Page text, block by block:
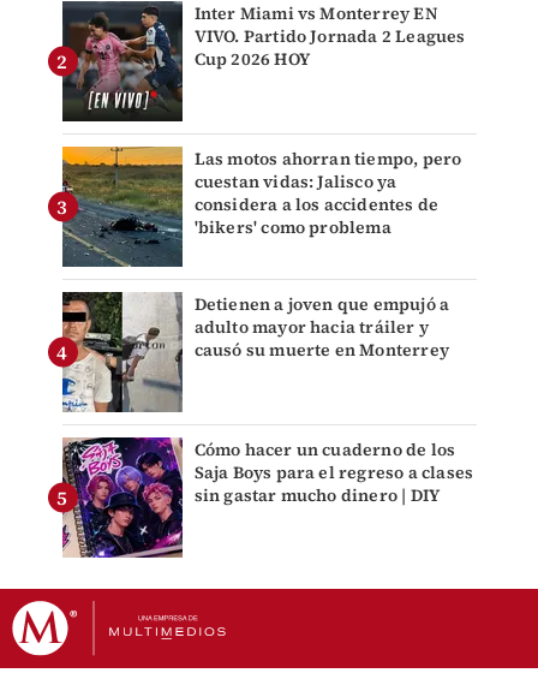
Inter Miami vs Monterrey EN
VIVO. Partido Jornada 2 Leagues
Cup 2026 HOY
Las motos ahorran tiempo, pero
cuestan vidas: Jalisco ya
considera a los accidentes de
'bikers' como problema
Detienen a joven que empujó a
adulto mayor hacia tráiler y
causó su muerte en Monterrey
Cómo hacer un cuaderno de los
Saja Boys para el regreso a clases
sin gastar mucho dinero | DIY